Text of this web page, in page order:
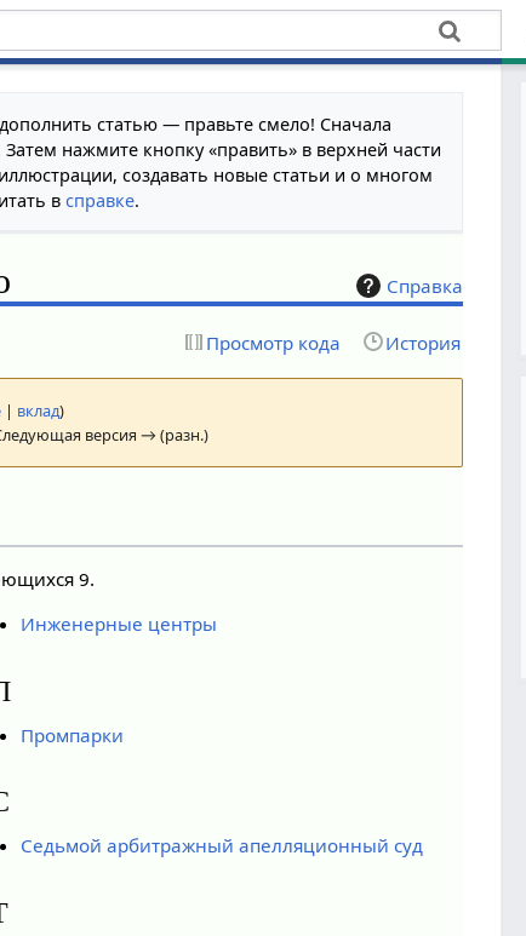
статью — правьте смело! Сначала
нажмите кнопку «править» в верхней части
создавать новые статьи и о многом
в справке.
Справка
Просмотр кода История
| вклад)
версия → (разн.)
9.
Инженерные центры
Промпарки
Седьмой арбитражный апелляционный суд